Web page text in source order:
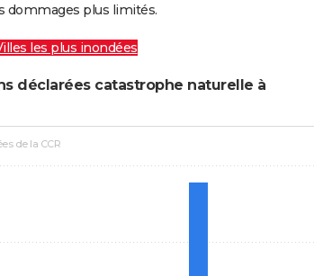
dommages plus limités.
les plus inondées
déclarées catastrophe naturelle à
de la CCR